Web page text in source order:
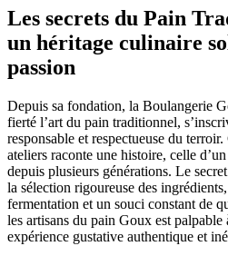
Les secrets du Pain
un héritage culinaire
passion
Depuis sa fondation, la Boulangerie
fierté l’art du pain traditionnel,
responsable et respectueuse du
ateliers raconte une histoire, celle
depuis plusieurs générations. Le
la sélection rigoureuse des
fermentation et un souci constant de
les artisans du pain Goux est
expérience gustative authentique et